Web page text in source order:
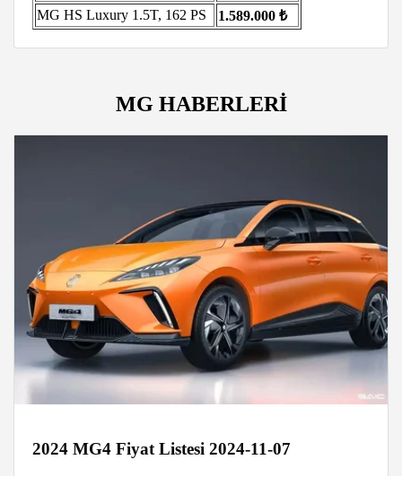
MG HS Luxury 1.5T, 162 PS
1.589.000 ₺
MG HABERLERİ
2024 MG4 Fiyat Listesi 2024-11-07